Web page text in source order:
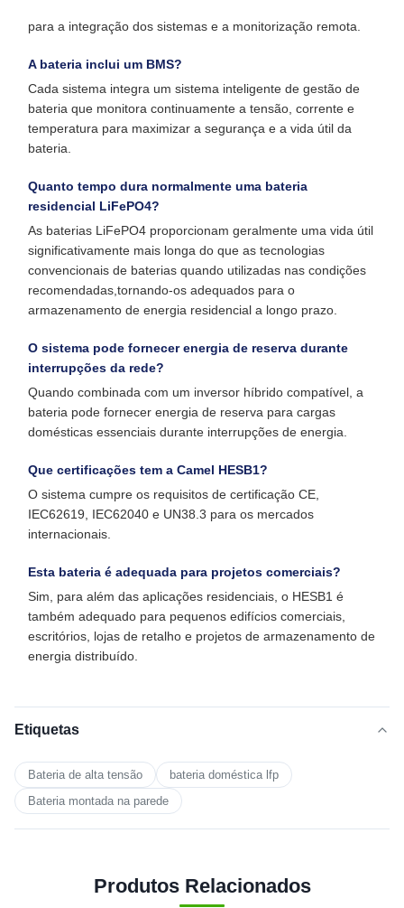
para a integração dos sistemas e a monitorização remota.
A bateria inclui um BMS?
Cada sistema integra um sistema inteligente de gestão de
bateria que monitora continuamente a tensão, corrente e
temperatura para maximizar a segurança e a vida útil da
bateria.
Quanto tempo dura normalmente uma bateria
residencial LiFePO4?
As baterias LiFePO4 proporcionam geralmente uma vida útil
significativamente mais longa do que as tecnologias
convencionais de baterias quando utilizadas nas condições
recomendadas,tornando-os adequados para o
armazenamento de energia residencial a longo prazo.
O sistema pode fornecer energia de reserva durante
interrupções da rede?
Quando combinada com um inversor híbrido compatível, a
bateria pode fornecer energia de reserva para cargas
domésticas essenciais durante interrupções de energia.
Que certificações tem a Camel HESB1?
O sistema cumpre os requisitos de certificação CE,
IEC62619, IEC62040 e UN38.3 para os mercados
internacionais.
Esta bateria é adequada para projetos comerciais?
Sim, para além das aplicações residenciais, o HESB1 é
também adequado para pequenos edifícios comerciais,
escritórios, lojas de retalho e projetos de armazenamento de
energia distribuído.
Etiquetas
Bateria de alta tensão
bateria doméstica lfp
Bateria montada na parede
Produtos Relacionados